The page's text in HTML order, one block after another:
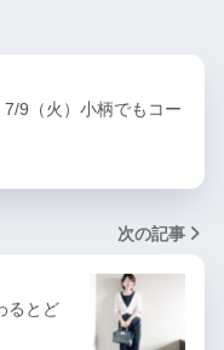
7/9（火）小柄でもコー
次の記事
るとど